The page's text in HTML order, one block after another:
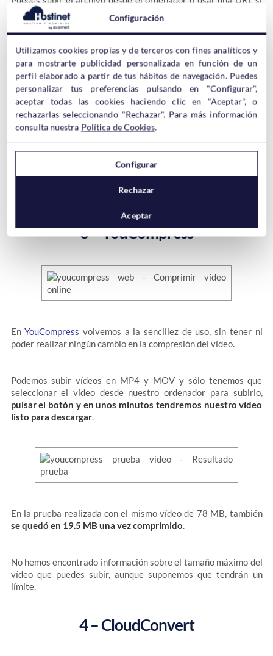
ya está subido a algún sitio., siendo el tamaña máximo permito
200 MB.
En la prueba que hicimos, sin modificar ningún ajuste, la
compresión fue insignificante, así que
3 – YouCompress
EnYouCompress volvemos a la sencillez de uso, sin tener ni
poder realizar ningún cambio en la compresión del vídeo.
Podemos subir vídeos en MP4 y MOV y sólo tenemos que
seleccionar el vídeo desde nuestro ordenador para subirlo,
pulsar el botón y en unos minutos tendremos nuestro vídeo
listo para descargar.
En la prueba realizada con el mismo vídeo de 78 MB, también
se quedó en 19.5 MB una vez comprimido.
No hemos encontrado información sobre el tamaño máximo del
vídeo que puedes subir, aunque suponemos que tendrán un
límite.
4 – CloudConvert
Configuración
Utilizamos cookies propias y de terceros con fines analíticos y
para mostrarte publicidad personalizada en función de un
perfil elaborado a partir de tus hábitos de navegación. Puedes
personalizar tus preferencias pulsando en "Configurar",
aceptar todas las cookies haciendo clic en "Aceptar", o
rechazarlas seleccionando "Rechazar". Para más información
consulta nuestra Política de Cookies.
Configurar
Rechazar
Aceptar